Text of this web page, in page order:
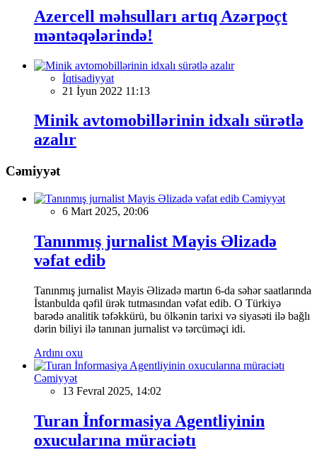
Azercell məhsulları artıq Azərpoçt
məntəqələrində!
İqtisadiyyat
21 İyun 2022 11:13
Minik avtomobillərinin idxalı sürətlə
azalır
Cəmiyyət
Cəmiyyət
6 Mart 2025, 20:06
Tanınmış jurnalist Mayis Əlizadə
vəfat edib
Tanınmış jurnalist Mayis Əlizadə martın 6-da səhər saatlarında
İstanbulda qəfil ürək tutmasından vəfat edib. O Türkiyə
barədə analitik təfəkkürü, bu ölkənin tarixi və siyasəti ilə bağlı
dərin biliyi ilə tanınan jurnalist və tərcüməçi idi.
Ardını oxu
Cəmiyyət
13 Fevral 2025, 14:02
Turan İnformasiya Agentliyinin
oxucularına müraciətı